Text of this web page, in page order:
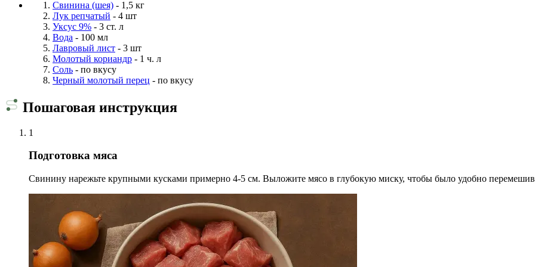
Свинина (шея) - 1,5 кг
Лук репчатый - 4 шт
Уксус 9% - 3 ст. л
Вода - 100 мл
Лавровый лист - 3 шт
Молотый кориандр - 1 ч. л
Соль - по вкусу
Черный молотый перец - по вкусу
Пошаговая инструкция
1
Подготовка мяса
Свинину нарежьте крупными кусками примерно 4-5 см. Выложите мясо в глубокую миску, чтобы было удобно